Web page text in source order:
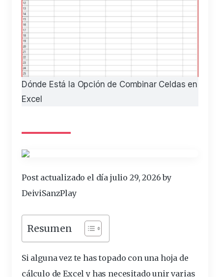
Dónde Está la Opción de Combinar Celdas en
Excel
Post actualizado el día julio 29, 2026 by
DeiviSanzPlay
Resumen
Si alguna vez te has topado con una hoja de
cálculo de Excel y has necesitado unir varias